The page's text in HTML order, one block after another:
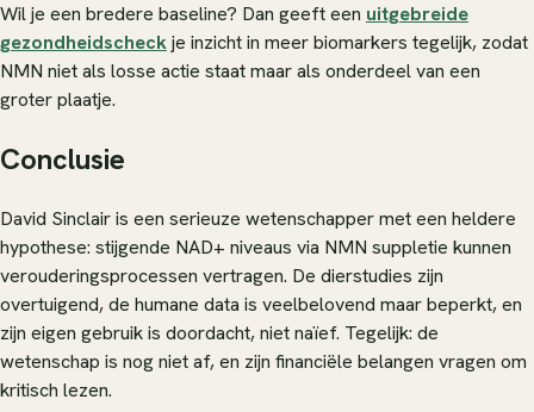
Wil je een bredere baseline? Dan geeft een uitgebreide
gezondheidscheckje inzicht in meer biomarkers tegelijk, zodat
NMN niet als losse actie staat maar als onderdeel van een
groter plaatje.
Conclusie
David Sinclair is een serieuze wetenschapper met een heldere
hypothese: stijgende NAD+ niveaus via NMN suppletie kunnen
verouderingsprocessen vertragen. De dierstudies zijn
overtuigend, de humane data is veelbelovend maar beperkt, en
zijn eigen gebruik is doordacht, niet naïef. Tegelijk: de
wetenschap is nog niet af, en zijn financiële belangen vragen om
kritisch lezen.